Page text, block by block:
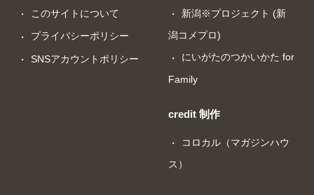
このサイトについて
プライバシーポリシー
SNSアカウントポリシー
新潟※プロジェクト (新
潟コメプロ)
にいがたのつかいかた for
Family
credit 制作
コロカル（マガジンハウ
ス）